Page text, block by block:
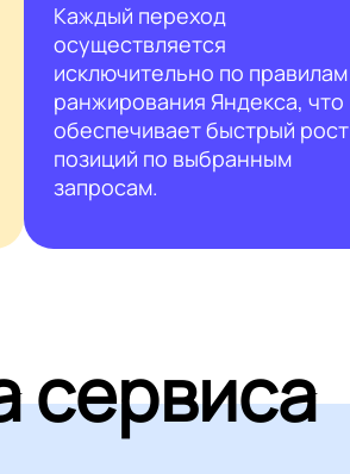
Каждый переход
осуществляется
исключительно по правилам
ранжирования Яндекса, что
обеспечивает быстрый рост
позиций по выбранным
запросам.
сервиса